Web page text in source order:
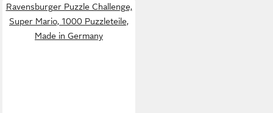
Ravensburger Puzzle Challenge,
Super Mario, 1000 Puzzleteile,
Made in Germany